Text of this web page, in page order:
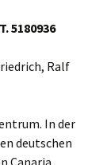
5180936
Ralf
In der
deutschen
Canaria.